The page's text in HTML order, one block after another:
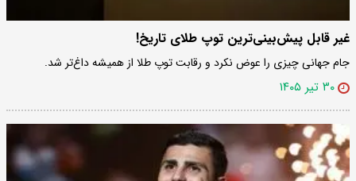
غیر قابل پیش‌بینی‌ترین توپ طلای تاریخ!
جام جهانی چیزی را عوض نکرد و رقابت توپ طلا از همیشه داغ‌تر شد.
۳۰ تیر ۱۴۰۵